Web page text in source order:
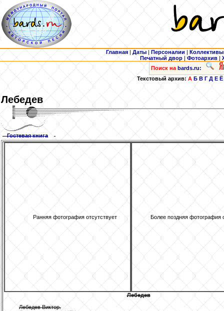
Главная | Даты | Персоналии | Коллективы
Печатный двор |Фотоархив |
Поиск на bards.ru:
Текстовый архив:А Б В Г Д Е Ё
Лебедев
Гостевая книга
Ранняя фотография отсутствует Более поздняя фотография
Лебедев
Лебедев Виктор.